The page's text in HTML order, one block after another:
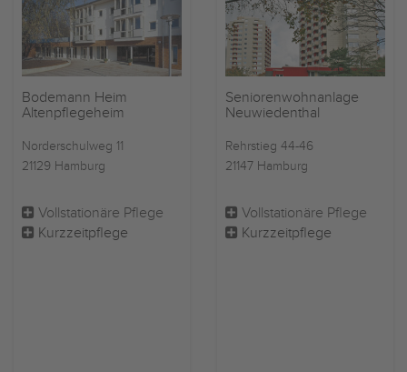
Bodemann Heim
Altenpflegeheim
Norderschulweg 11
21129 Hamburg
Vollstationäre Pflege
Kurzzeitpflege
Seniorenwohnanlage
Neuwiedenthal
Rehrstieg 44-46
21147 Hamburg
Vollstationäre Pflege
Kurzzeitpflege